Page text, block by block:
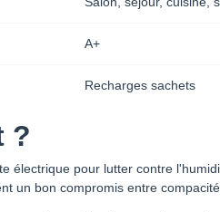
A+
Recharges sachets
?
électrique pour lutter contre
un bon compromis entre